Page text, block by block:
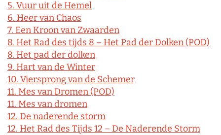
5. Vuur uit de Hemel
6. Heer van Chaos
7. Een Kroon van Zwaarden
8. Het Rad des tijds 8 – Het Pad der Dolken (POD)
8. Het pad der dolken
9. Hart van de Winter
10. Viersprong van de Schemer
11. Mes van Dromen (POD)
11. Mes van dromen
12. De naderende storm
12. Het Rad des Tijds 12 – De Naderende Storm